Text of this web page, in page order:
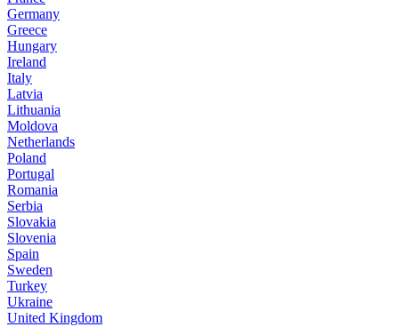
Germany
Greece
Hungary
Ireland
Italy
Latvia
Lithuania
Moldova
Netherlands
Poland
Portugal
Romania
Serbia
Slovakia
Slovenia
Spain
Sweden
Turkey
Ukraine
United Kingdom